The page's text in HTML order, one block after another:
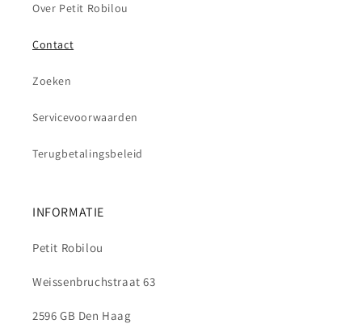
Over Petit Robilou
Contact
Zoeken
Servicevoorwaarden
Terugbetalingsbeleid
INFORMATIE
Petit Robilou
Weissenbruchstraat 63
2596 GB Den Haag